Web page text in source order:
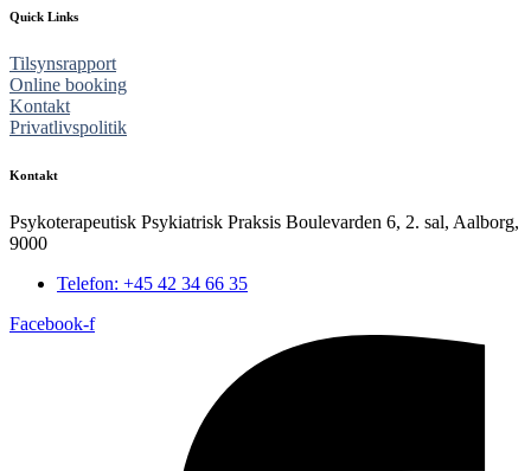
Quick Links
Tilsynsrapport
Online booking
Kontakt
Privatlivspolitik
Kontakt
Psykoterapeutisk Psykiatrisk Praksis Boulevarden 6, 2. sal, Aalborg,
9000
Telefon: +45 42 34 66 35
Facebook-f